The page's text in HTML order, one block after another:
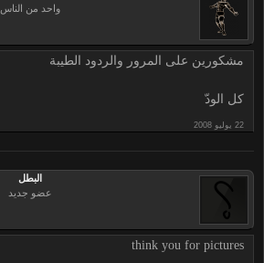
واحد من الناس
مشكورين على المرور والردود الطيبة
كل الودّ
البطل
عضو جديد
think you for pictures